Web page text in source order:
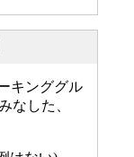
キンググル
なした、